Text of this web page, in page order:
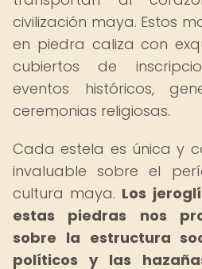
civilización maya. Estos
en piedra caliza con
cubiertos de
eventos históricos,
ceremonias religiosas.
Cada estela es única y
invaluable sobre el
cultura maya. Los
estas piedras nos
sobre la estructura
políticos y las